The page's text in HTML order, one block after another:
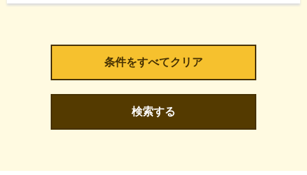
検索する